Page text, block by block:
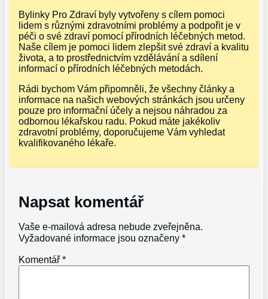
Bylinky Pro Zdraví byly vytvořeny s cílem pomoci
lidem s různými zdravotními problémy a podpořit je v
péči o své zdraví pomocí přírodních léčebných metod.
Naše cílem je pomoci lidem zlepšit své zdraví a kvalitu
života, a to prostřednictvím vzdělávání a sdílení
informací o přírodních léčebných metodách.
Rádi bychom Vám připomněli, že všechny články a
informace na našich webových stránkách jsou určeny
pouze pro informační účely a nejsou náhradou za
odbornou lékařskou radu. Pokud máte jakékoliv
zdravotní problémy, doporučujeme Vám vyhledat
kvalifikovaného lékaře.
Napsat komentář
Vaše e-mailová adresa nebude zveřejněna.
Vyžadované informace jsou označeny*
Komentář*